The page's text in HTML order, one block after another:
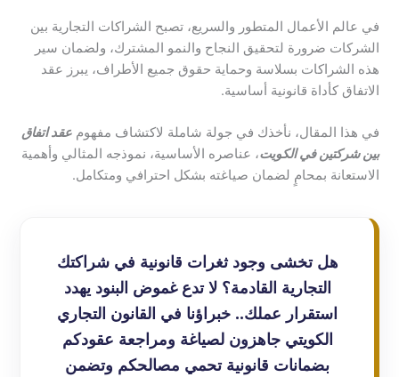
في عالم الأعمال المتطور والسريع، تصبح الشراكات التجارية بين
الشركات ضرورة لتحقيق النجاح والنمو المشترك، ولضمان سير
هذه الشراكات بسلاسة وحماية حقوق جميع الأطراف، يبرز عقد
الاتفاق كأداة قانونية أساسية.
في هذا المقال، نأخذك في جولة شاملة لاكتشاف مفهومعقد اتفاق
بين شركتين في الكويت، عناصره الأساسية، نموذجه المثالي وأهمية
الاستعانة بمحامٍ لضمان صياغته بشكل احترافي ومتكامل.
هل تخشى وجود ثغرات قانونية في شراكتك
التجارية القادمة؟ لا تدع غموض البنود يهدد
استقرار عملك.. خبراؤنا في القانون التجاري
الكويتي جاهزون لصياغة ومراجعة عقودكم
بضمانات قانونية تحمي مصالحكم وتضمن